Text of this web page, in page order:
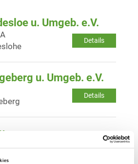
u. Umgeb. e.V.
Details
u. Umgeb. e.V.
Details
Details